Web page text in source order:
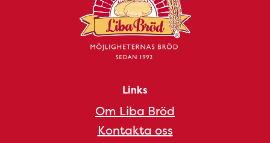
Links
Om Liba Bröd
Kontakta oss